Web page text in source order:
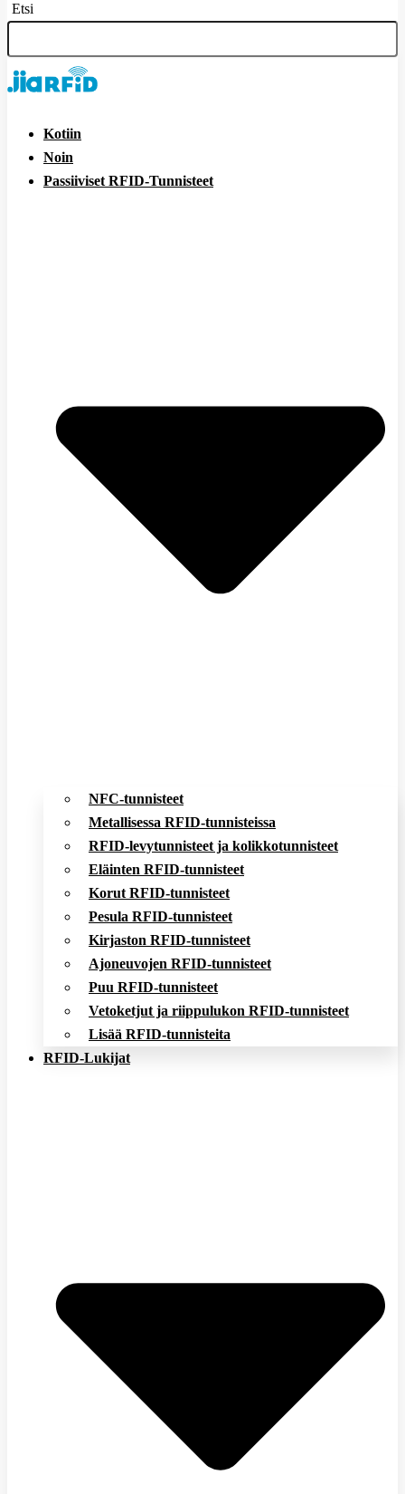
Etsi
Kotiin
Noin
Passiiviset RFID-Tunnisteet
NFC-tunnisteet
Metallisessa RFID-tunnisteissa
RFID-levytunnisteet ja kolikkotunnisteet
Eläinten RFID-tunnisteet
Korut RFID-tunnisteet
Pesula RFID-tunnisteet
Kirjaston RFID-tunnisteet
Ajoneuvojen RFID-tunnisteet
Puu RFID-tunnisteet
Vetoketjut ja riippulukon RFID-tunnisteet
Lisää RFID-tunnisteita
RFID-Lukijat